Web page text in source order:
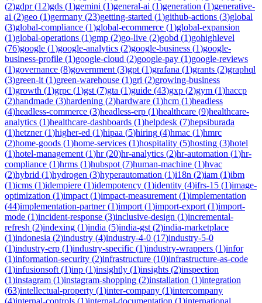
(2)gdpr(12)gds (1)gemini (1)general-ai (1)generation (1)generative-
ai (2)geo (1)germany (23)getting-started (1)github-actions (3)global
(3)global-compliance (1)global-ecommerce (1)global-expansion
(1)global-operations (1)gmp (2)go-live (2)gobd (1)gohighlevel
(76)google (1)google-analytics (2)google-business (1)google-
business-profile (1)google-cloud (2)google-pay (1)google-reviews
(1)governance (8)government (3)gpt (1)grafana (1)grants (2)graphql
(3)green-it (1)green-warehouse (1)gri (2)growing-business
(1)growth (1)grpc (1)gst (7)gta (1)guide (43)gxp (2)gym (1)haccp
(2)handmade (3)hardening (2)hardware (1)hcm (1)headless
(4)headless-commerce (3)headless-erp (1)healthcare (9)healthcare-
analytics (1)healthcare-dashboards (1)helpdesk (7)hepsiburada
(1)hetzner(1)higher-ed (1)hipaa (5)hiring (4)hmac (1)hmrc
(2)home-goods (1)home-services (1)hospitality (5)hosting (3)hotel
(1)hotel-management (1)hr(20)hr-analytics (2)hr-automation (1)hr-
compliance (1)hrms (1)hubspot (7)human-machine (1)hvac
(2)hybrid (1)hydrogen (3)hyperautomation (1)i18n (2)iam (1)ibm
(1)icms (1)idempiere (1)idempotency (1)identity (4)ifrs-15 (1)image-
optimization (1)impact (1)impact-measurement (1)implementation
(44)implementation-partner(1)import (1)import-export (1)import-
mode (1)incident-response (3)inclusive-design (1)incremental-
refresh (2)indexing (1)india (5)india-gst (2)india-marketplace
(1)indonesia (2)industry (4)industry-4-0 (17)industry-5-0
(1)industry-erp (1)industry-specific (1)industry-wrappers (1)infor
(1)information-security (2)infrastructure (10)infrastructure-as-code
(1)infusionsoft (1)inp (1)insightly (1)insights (2)inspection
(1)instagram (1)instagram-shopping (2)installation (1)integration
(63)intellectual-property (1)inter-company (1)intercompany
(4)internal-controls (1)internal-documentation (1)international